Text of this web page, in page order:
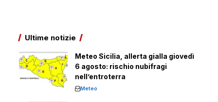
Ultime notizie
Meteo Sicilia, allerta gialla giovedì
6 agosto: rischio nubifragi
nell’entroterra
Meteo